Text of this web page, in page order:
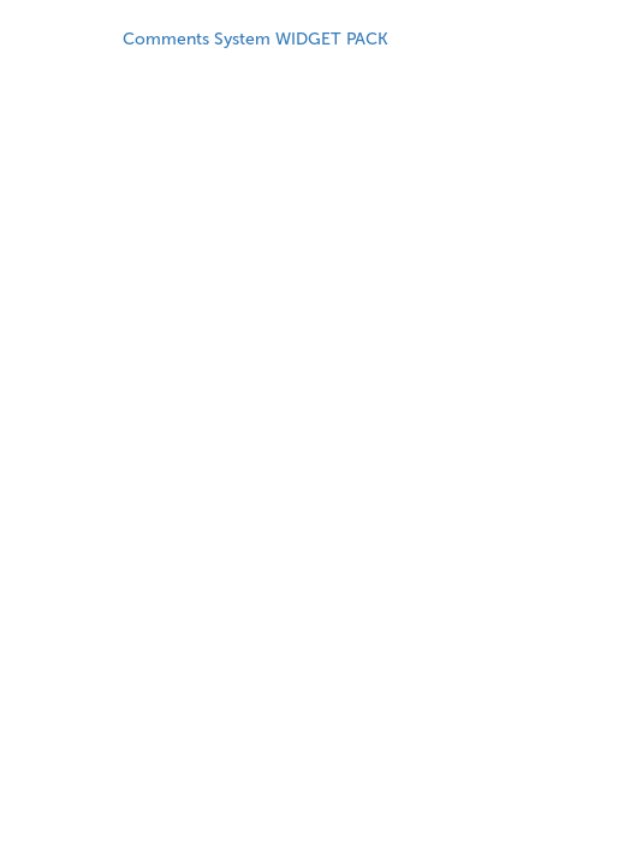
Comments System WIDGET PACK